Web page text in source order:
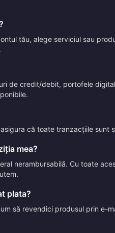
tău, alege serviciul sau
de credit/debit, portofele
că toate tranzacțiile
mea?
nerambursabilă. Cu toate
plata?
să revendici produsul prin